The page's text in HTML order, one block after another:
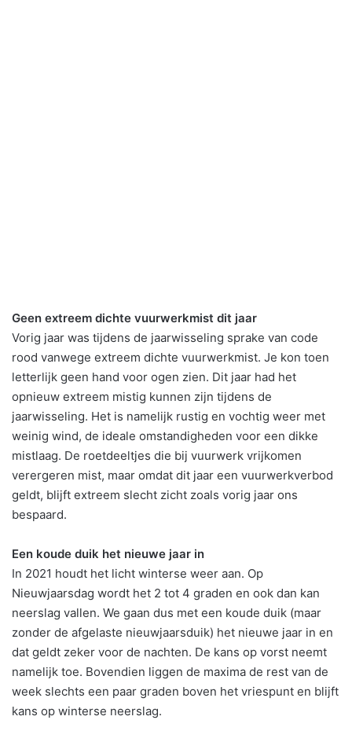
Geen extreem dichte vuurwerkmist dit jaar
Vorig jaar was tijdens de jaarwisseling sprake van code
rood vanwege extreem dichte vuurwerkmist. Je kon toen
letterlijk geen hand voor ogen zien. Dit jaar had het
opnieuw extreem mistig kunnen zijn tijdens de
jaarwisseling. Het is namelijk rustig en vochtig weer met
weinig wind, de ideale omstandigheden voor een dikke
mistlaag. De roetdeeltjes die bij vuurwerk vrijkomen
verergeren mist, maar omdat dit jaar een vuurwerkverbod
geldt, blijft extreem slecht zicht zoals vorig jaar ons
bespaard.
Een koude duik het nieuwe jaar in
In 2021 houdt het licht winterse weer aan. Op
Nieuwjaarsdag wordt het 2 tot 4 graden en ook dan kan
neerslag vallen. We gaan dus met een koude duik (maar
zonder de afgelaste nieuwjaarsduik) het nieuwe jaar in en
dat geldt zeker voor de nachten. De kans op vorst neemt
namelijk toe. Bovendien liggen de maxima de rest van de
week slechts een paar graden boven het vriespunt en blijft
kans op winterse neerslag.